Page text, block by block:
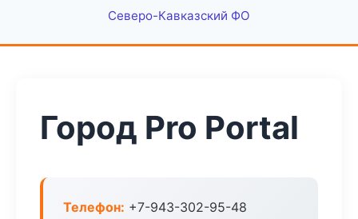
Северо-Кавказский ФО
Город Pro Portal
Телефон: +7-943-302-95-48